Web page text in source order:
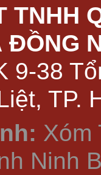
TNHH
ĐỒNG
9-38
TP.
Xóm
Ninh